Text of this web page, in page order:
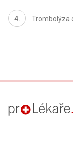
Trombolýza
proLékaře.cz